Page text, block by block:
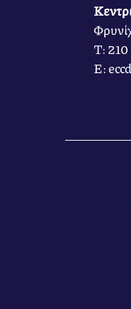
Τ:
Ε: